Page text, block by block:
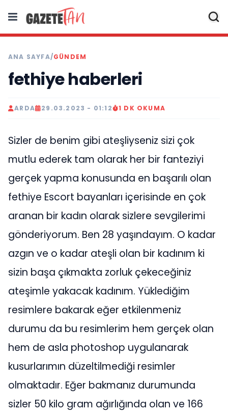
ANA SAYFA/GÜNDEM
fethiye haberleri
ARDA 29.03.2023 - 01:12 1 DK OKUMA
Sizler de benim gibi ateşliyseniz sizi çok
mutlu ederek tam olarak her bir fanteziyi
gerçek yapma konusunda en başarılı olan
fethiye Escort bayanları içerisinde en çok
aranan bir kadın olarak sizlere sevgilerimi
gönderiyorum. Ben 28 yaşındayım. O kadar
azgın ve o kadar ateşli olan bir kadınım ki
sizin başa çıkmakta zorluk çekeceğiniz
ateşimle yakacak kadınım. Yüklediğim
resimlere bakarak eğer etkilenmeniz
durumu da bu resimlerim hem gerçek olan
hem de asla photoshop uygulanarak
kusurlarımın düzeltilmediği resimler
olmaktadır. Eğer bakmanız durumunda
sizler 50 kilo gram ağırlığında olan ve 166